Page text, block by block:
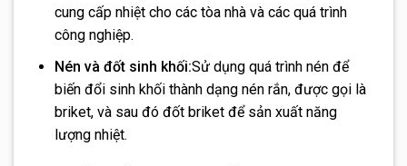
cung cấp nhiệt cho các tòa nhà và các quá trình
công nghiệp.
Nén và đốt sinh khối:Sử dụng quá trình nén để
biến đổi sinh khối thành dạng nén rắn, được gọi là
briket, và sau đó đốt briket để sản xuất năng
lượng nhiệt.